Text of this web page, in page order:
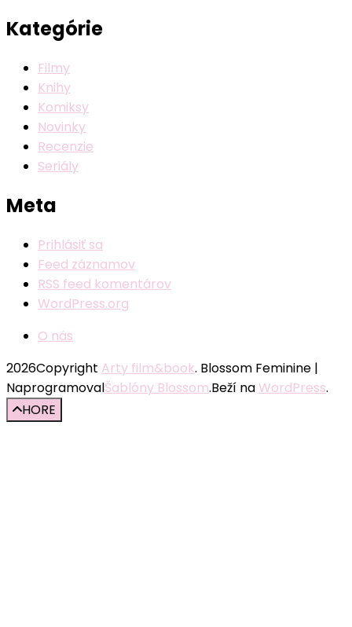
Kategórie
Filmy
Knihy
Komiksy
Novinky
Recenzie
Seriály
Meta
Prihlásiť sa
Feed záznamov
RSS feed komentárov
WordPress.org
O nás
2026Copyright Arty film&book. Blossom Feminine |
NaprogramovalŠablóny Blossom.Beží naWordPress.
HORE